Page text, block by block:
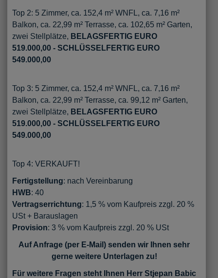
Top 2: 5 Zimmer, ca. 152,4 m² WNFL, ca. 7,16 m²
Balkon, ca. 22,99 m² Terrasse, ca. 102,65 m² Garten,
zwei Stellplätze, BELAGSFERTIG EURO
519.000,00 - SCHLÜSSELFERTIG EURO
549.000,00
Top 3: 5 Zimmer, ca. 152,4 m² WNFL, ca. 7,16 m²
Balkon, ca. 22,99 m² Terrasse, ca. 99,12 m² Garten,
zwei Stellplätze, BELAGSFERTIG EURO
519.000,00 - SCHLÜSSELFERTIG EURO
549.000,00
Top 4: VERKAUFT!
Fertigstellung: nach Vereinbarung
HWB: 40
Vertragserrichtung: 1,5 % vom Kaufpreis zzgl. 20 %
USt + Barauslagen
Provision: 3 % vom Kaufpreis zzgl. 20 % USt
Auf Anfrage (per E-Mail) senden wir Ihnen sehr
gerne weitere Unterlagen zu!
Für weitere Fragen steht Ihnen Herr Stjepan Babic